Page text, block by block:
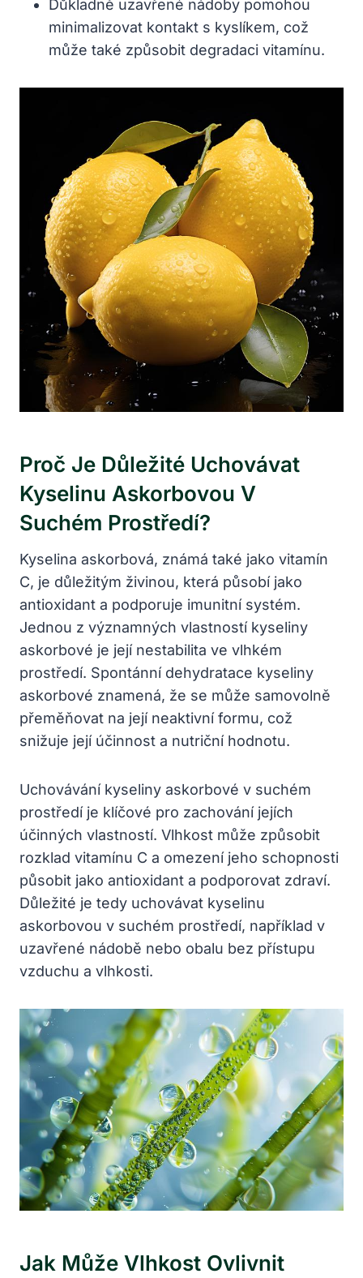
Důkladně uzavřené nádoby pomohou
minimalizovat kontakt s kyslíkem, což
může také způsobit degradaci vitamínu.
Proč Je Důležité Uchovávat
Kyselinu Askorbovou V
Suchém Prostředí?
Kyselina askorbová, známá také jako vitamín
C, je důležitým živinou, která působí jako
antioxidant a podporuje imunitní systém.
Jednou z významných vlastností kyseliny
askorbové je její nestabilita ve vlhkém
prostředí. Spontánní dehydratace kyseliny
askorbové znamená, že se může samovolně
přeměňovat na její neaktivní formu, což
snižuje její účinnost a nutriční hodnotu.
Uchovávání kyseliny askorbové v suchém
prostředí je klíčové pro zachování jejích
účinných vlastností. Vlhkost může způsobit
rozklad vitamínu C a omezení jeho schopnosti
působit jako antioxidant a podporovat zdraví.
Důležité je tedy uchovávat kyselinu
askorbovou v suchém prostředí, například v
uzavřené nádobě nebo obalu bez přístupu
vzduchu a vlhkosti.
Jak Může Vlhkost Ovlivnit